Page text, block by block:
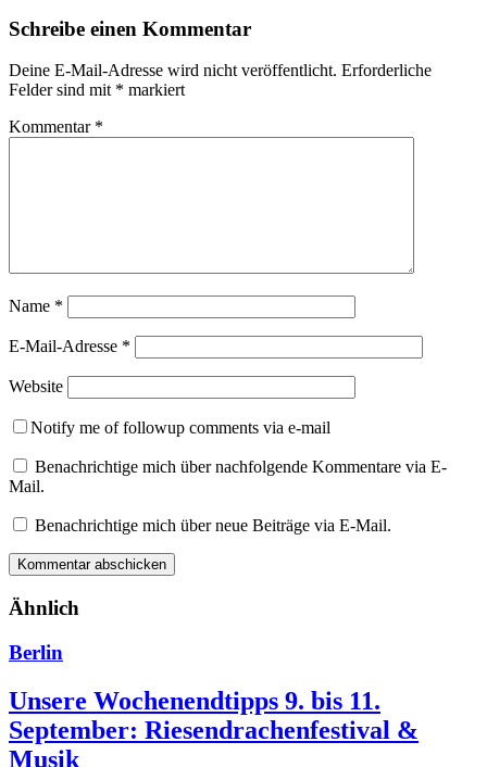
Schreibe einen Kommentar
Deine E-Mail-Adresse wird nicht veröffentlicht. Erforderliche
Felder sind mit * markiert
Kommentar *
Name *
E-Mail-Adresse *
Website
Notify me of followup comments via e-mail
Benachrichtige mich über nachfolgende Kommentare via E-
Mail.
Benachrichtige mich über neue Beiträge via E-Mail.
Ähnlich
Berlin
Unsere Wochenendtipps 9. bis 11.
September: Riesendrachenfestival &
Musik